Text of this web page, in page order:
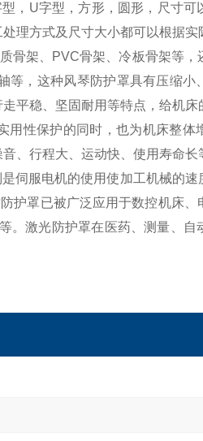
，U字型，方形，圆形，尺寸可
理方式及尺寸大小都可以根据实
骨架、PVC骨架、冷板骨架等，
等，这种风琴防护罩具有压缩小
平稳、坚固耐用等特点，给机床
用性保护的同时，也为机床整体
、行程大、运动快、使用寿命长
伺服电机的使用使加工机械的速
护罩已被广泛应用于数控机床、
。激光防护罩在医药、测量、自